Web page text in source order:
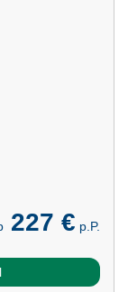
227 € p.P.